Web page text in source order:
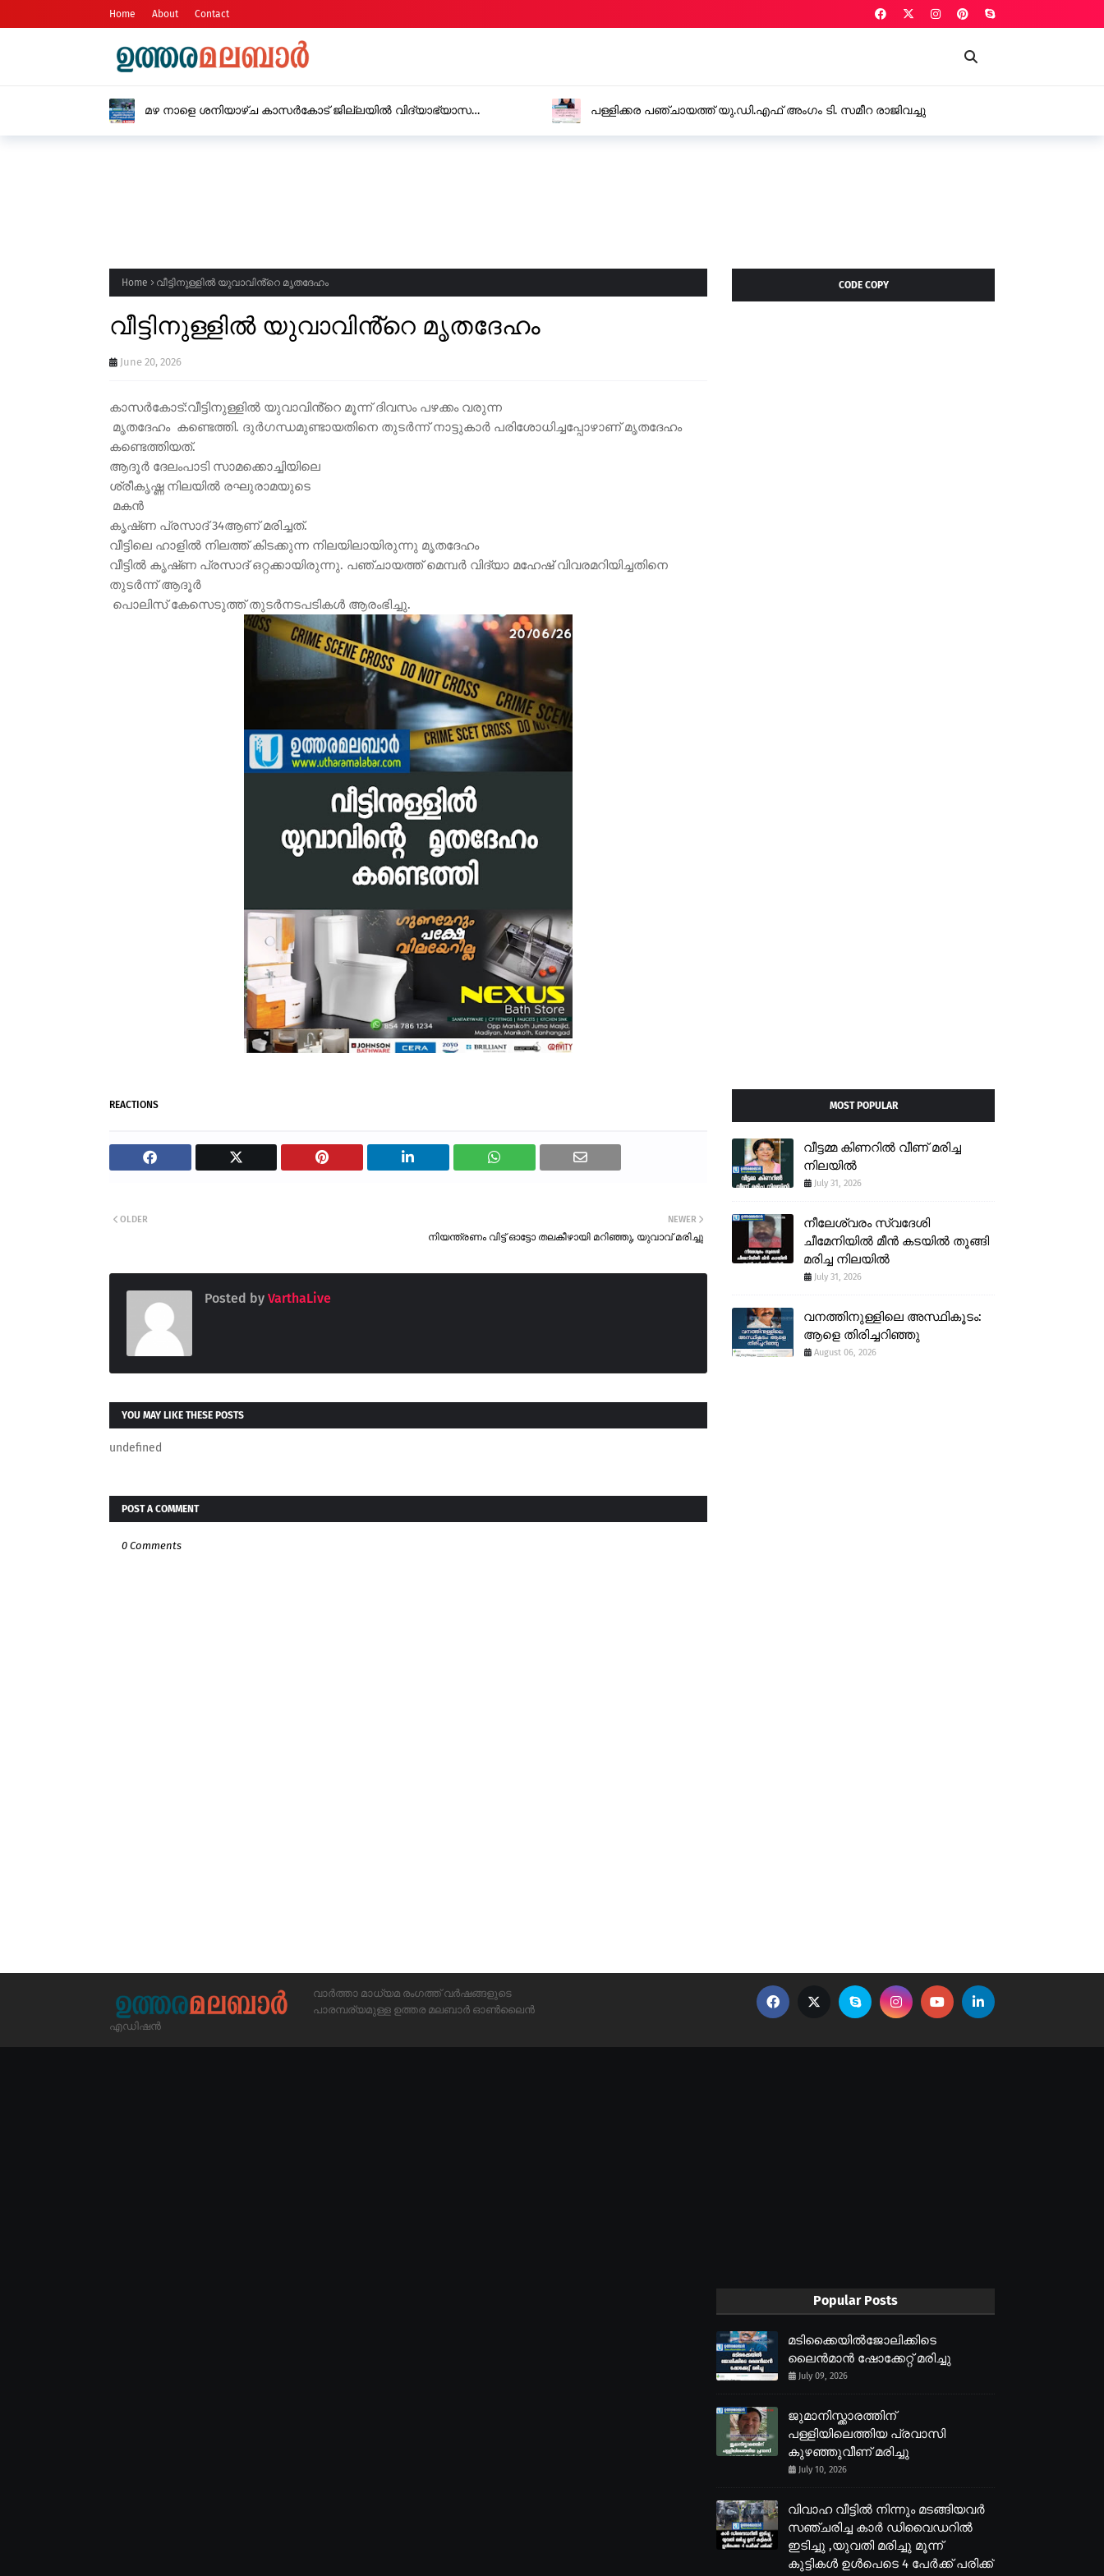
Home About Contact
പള്ളിക്കര പഞ്ചായത്ത് യു.ഡി.എഫ് അംഗം ടി. സമീറ രാജിവച്ചു
അതിതീവ്ര മഴക്ക് സാധ്യത കാസർകോട് , കണ്ണൂർ, കോഴിക്കോട്, വയനാട്
Home വീട്ടിനുള്ളിൽ യുവാവിൻ്റെ മൃതദേഹം
വീട്ടിനുള്ളിൽ യുവാവിൻ്റെ മൃതദേഹം
June 20, 2026
കാസർകോട്:വീട്ടിനുള്ളിൽ യുവാവിൻ്റെ മൂന്ന് ദിവസം പഴക്കം വരുന്ന
മൃതദേഹം കണ്ടെത്തി. ദുർഗന്ധമുണ്ടായതിനെ തുടർന്ന് നാട്ടുകാർ പരിശോധിച്ചപ്പോഴാണ് മൃതദേഹം
കണ്ടെത്തിയത്.
ആദൂർ ദേലംപാടി സാമക്കൊച്ചിയിലെ
ശ്രീകൃഷ്ണ നിലയിൽ രഘുരാമയുടെ
മകൻ
കൃഷ്‌ണ പ്രസാദ് 34ആണ് മരിച്ചത്.
വീട്ടിലെ ഹാളിൽ നിലത്ത് കിടക്കുന്ന നിലയിലായിരുന്നു മൃതദേഹം
വീട്ടിൽ കൃഷ്‌ണ പ്രസാദ് ഒറ്റക്കായിരുന്നു. പഞ്ചായത്ത് മെമ്പർ വിദ്യാ മഹേഷ് വിവരമറിയിച്ചതിനെ
തുടർന്ന് ആദൂർ
പൊലിസ് കേസെടുത്ത് തുടർനടപടികൾ ആരംഭിച്ചു.
REACTIONS
NEWER
നിയന്ത്രണം വിട്ട് ഓട്ടോ തലകീഴായി മറിഞ്ഞു, യുവാവ് മരിച്ചു
OLDER
Posted by VarthaLive
YOU MAY LIKE THESE POSTS
undefined
POST A COMMENT
0 Comments
CODE COPY
MOST POPULAR
വീട്ടമ്മ കിണറിൽ വീണ് മരിച്ച
നിലയിൽ
July 31, 2026
നീലേശ്വരം സ്വദേശി
ചീമേനിയിൽ മീൻ കടയിൽ തൂങ്ങി
മരിച്ച നിലയിൽ
July 31, 2026
വനത്തിനുള്ളിലെ അസ്ഥികൂടം:
ആളെ തിരിച്ചറിഞ്ഞു
August 06, 2026
വാർത്താ മാധ്യമ രംഗത്ത് വർഷങ്ങളുടെ
പാരമ്പര്യമുള്ള ഉത്തര മലബാർ ഓൺലൈൻ
എഡിഷൻ
Popular Posts
മടിക്കൈയിൽജോലിക്കിടെ
ലൈൻമാൻ ഷോക്കേറ്റ് മരിച്ചു
July 09, 2026
ജുമാനിസ്ക്കാരത്തിന്
പള്ളിയിലെത്തിയ പ്രവാസി
കുഴഞ്ഞുവീണ് മരിച്ചു
July 10, 2026
വിവാഹ വീട്ടിൽ നിന്നും മടങ്ങിയവർ
സഞ്ചരിച്ച കാർ ഡിവൈഡറിൽ
ഇടിച്ചു ,യുവതി മരിച്ചു മൂന്ന്
കുട്ടികൾ ഉൾപെടെ 4 പേർക്ക് പരിക്ക്